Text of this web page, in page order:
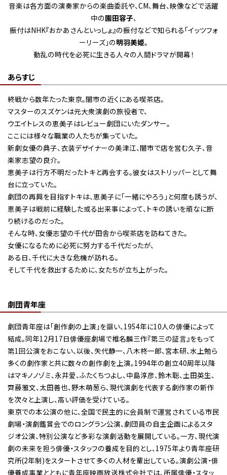
音楽は各方面の演奏家からの楽曲委託や、CM、舞台、映像などで活躍
中の園田容子、
振付はNHK『おかあさんといっしょ』の振付などで知られる「イッツフォ
ーリーズ」の明羽美姫。
動乱の時代を必死に生きる人々の人間ドラマが開幕！
あらすじ
終戦から数年たった東京。闇市の近くにある喫茶店。
マスターのスズケンは元大衆演劇の旅役者で、
ウエイトレスの恵美子はレビュー劇団にいたダンサー。
ここには様々な職業の人たちが集っていた。
新劇女優の典子、衣装デザイナーの美津江、闇市で店を営む久子、音
楽家志望の良介。
恵美子は行方不明だったトキと再会する。彼女はストリッパーとして舞
台に立っていた。
劇団の再興を目指すトキは、恵美子に「一緒にやろう」と何度も誘うが、
恵美子は戦前に経験した或る出来事によって、トキの誘いを頑なに断
り続けるのだった。
そんな時、女優志望の千代が田舎から喫茶店を訪ねてきた。
女優になるために必死に努力する千代だったが、
ある日、千代に大きな危機が訪れる。
そして千代を救出するために、女たちが立ち上がった。
劇団青年座
劇団青年座は「創作劇の上演」を謳い、1954年に10人の俳優によって
結成。同年12月17日俳優座劇場で椎名麟三作『第三の証言』をもって
第1回公演をおこない、以後、矢代静一、八木柊一郎、宮本研、水上勉ら
多くの劇作家と共に数々の創作劇を上演。1994年の創立40周年以降
はマキノノゾミ、永井愛、ふたくちつよし、中島淳彦、鈴木聡、土田英生、
齊藤雅文、太田善也、野木萌葱ら、現代演劇を代表する劇作家の新作
を次々と上演し、高い評価を受けている。
東京での本公演の他に、全国で民主的に会員制で運営されている市民
劇場・演劇鑑賞会でのロングラン公演、劇団員の自主企画によるスタ
ジオ公演、特別公演など多彩な演劇活動を展開している。一方、現代演
劇の未来を担う俳優・スタッフの養成を目的とし、1975年より青年座研
究所(2年制)をスタートさせて多くの人材を輩出している。演劇公演・俳
優養成事業とともに青年座映画放送株式会社では、所属俳優・スタッ